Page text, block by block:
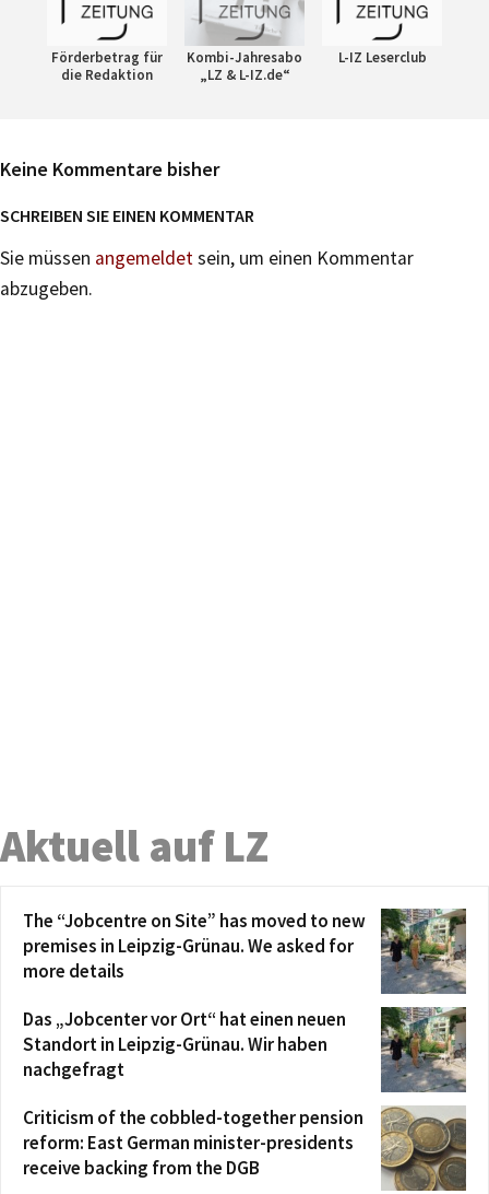
Förderbetrag für
die Redaktion
Kombi-Jahresabo
„LZ & L-IZ.de“
L-IZ Leserclub
Keine Kommentare bisher
SCHREIBEN SIE EINEN KOMMENTAR
Sie müssen angemeldetsein, um einen Kommentar
abzugeben.
Aktuell auf LZ
The “Jobcentre on Site” has moved to new
premises in Leipzig-Grünau. We asked for
more details
Das „Jobcenter vor Ort“ hat einen neuen
Standort in Leipzig-Grünau. Wir haben
nachgefragt
Criticism of the cobbled-together pension
reform: East German minister-presidents
receive backing from the DGB